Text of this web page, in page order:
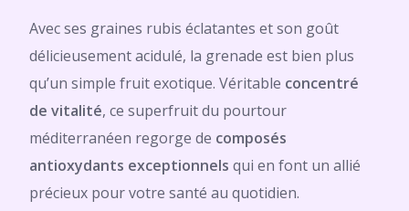
Avec ses graines rubis éclatantes et son goût
délicieusement acidulé, la grenade est bien plus
qu’un simple fruit exotique. Véritable concentré
de vitalité, ce superfruit du pourtour
méditerranéen regorge de composés
antioxydants exceptionnels qui en font un allié
précieux pour votre santé au quotidien.